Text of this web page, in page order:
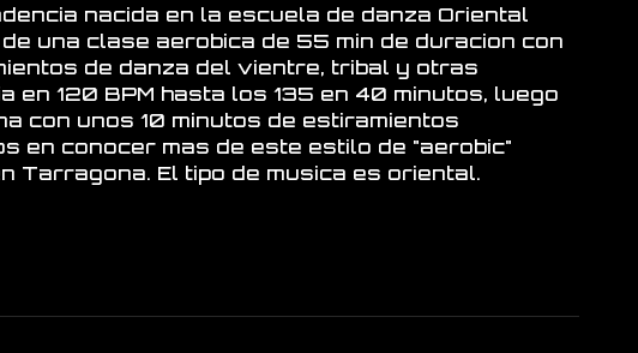
nacida en la escuela de danza Oriental
una clase aerobica de 55 min de duracion con
de danza del vientre, tribal y otras
en 120 BPM hasta los 135 en 40 minutos, luego
con unos 10 minutos de estiramientos
en conocer mas de este estilo de "aerobic"
Tarragona. El tipo de musica es oriental.